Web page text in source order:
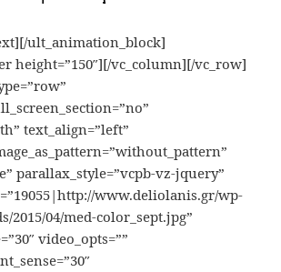
ult_animation_block]
height=”150″][/vc_column][/vc_row]
text_align=”left”
parallax_style=”vcpb-vz-jquery”
www.deliolanis.gr/wp-
2015/04/med-color_sept.jpg”
video_opts=””